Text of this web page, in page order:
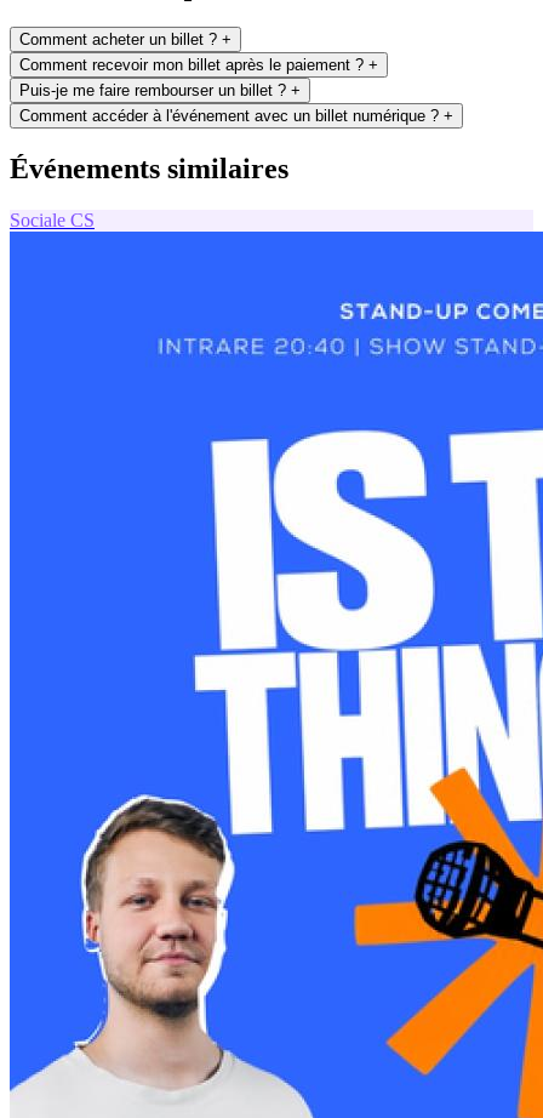
Comment acheter un billet ? +
Comment recevoir mon billet après le paiement ? +
Puis-je me faire rembourser un billet ? +
Comment accéder à l'événement avec un billet numérique ? +
Événements similaires
Sociale CS